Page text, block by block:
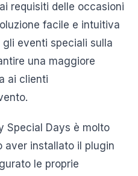
requisiti delle occasioni
facile e intuitiva
eventi speciali sulla
una maggiore
ai clienti
Special Days è molto
aver installato il plugin
le proprie